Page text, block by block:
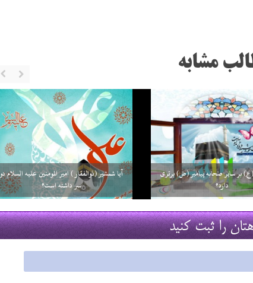
مشابه
علی (ع) در کعبه بوده است؟ اخلاق اجتماعی امام جواد (ع)
16 شهریور 03
را ثبت کنید